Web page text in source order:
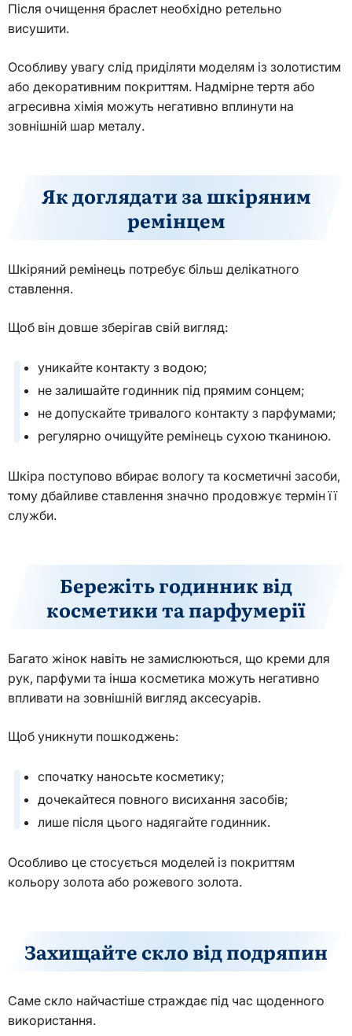
Після очищення браслет необхідно ретельно
висушити.
Особливу увагу слід приділяти моделям із золотистим
або декоративним покриттям. Надмірне тертя або
агресивна хімія можуть негативно вплинути на
зовнішній шар металу.
Як доглядати за шкіряним
ремінцем
Шкіряний ремінець потребує більш делікатного
ставлення.
Щоб він довше зберігав свій вигляд:
уникайте контакту з водою;
не залишайте годинник під прямим сонцем;
не допускайте тривалого контакту з парфумами;
регулярно очищуйте ремінець сухою тканиною.
Шкіра поступово вбирає вологу та косметичні засоби,
тому дбайливе ставлення значно продовжує термін її
служби.
Бережіть годинник від
косметики та парфумерії
Багато жінок навіть не замислюються, що креми для
рук, парфуми та інша косметика можуть негативно
впливати на зовнішній вигляд аксесуарів.
Щоб уникнути пошкоджень:
спочатку наносьте косметику;
дочекайтеся повного висихання засобів;
лише після цього надягайте годинник.
Особливо це стосується моделей із покриттям
кольору золота або рожевого золота.
Захищайте скло від подряпин
Саме скло найчастіше страждає під час щоденного
використання.